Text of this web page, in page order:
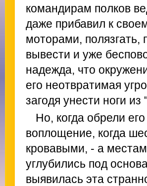
командирам полков
даже прибавил к
моторами, полязгать,
вывести и уже
надежда, что
его неотвратимая
загодя унести ноги
Но, когда обрели
воплощение, когда
кровавыми, - а
углубились под
выявилась эта